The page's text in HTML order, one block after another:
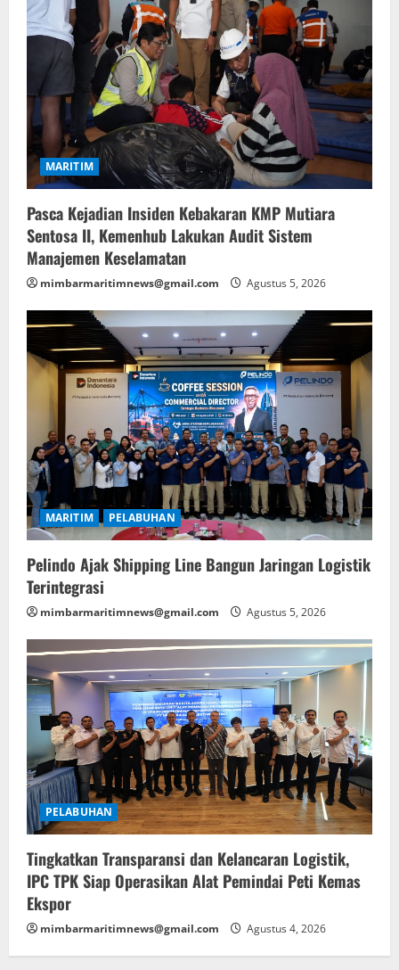
MARITIM
Pasca Kejadian Insiden Kebakaran KMP Mutiara
Sentosa II, Kemenhub Lakukan Audit Sistem
Manajemen Keselamatan
mimbarmaritimnews@gmail.com Agustus 5, 2026
MARITIM PELABUHAN
Pelindo Ajak Shipping Line Bangun Jaringan Logistik
Terintegrasi
mimbarmaritimnews@gmail.com Agustus 5, 2026
PELABUHAN
Tingkatkan Transparansi dan Kelancaran Logistik,
IPC TPK Siap Operasikan Alat Pemindai Peti Kemas
Ekspor
mimbarmaritimnews@gmail.com Agustus 4, 2026